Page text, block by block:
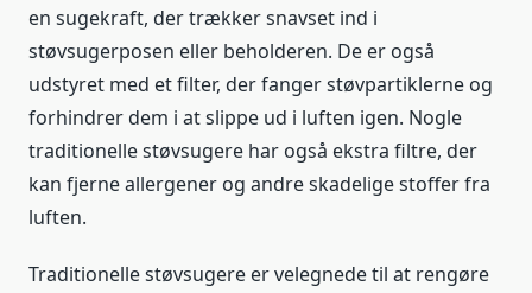
en sugekraft, der trækker snavset ind i
støvsugerposen eller beholderen. De er også
udstyret med et filter, der fanger støvpartiklerne og
forhindrer dem i at slippe ud i luften igen. Nogle
traditionelle støvsugere har også ekstra filtre, der
kan fjerne allergener og andre skadelige stoffer fra
luften.
Traditionelle støvsugere er velegnede til at rengøre